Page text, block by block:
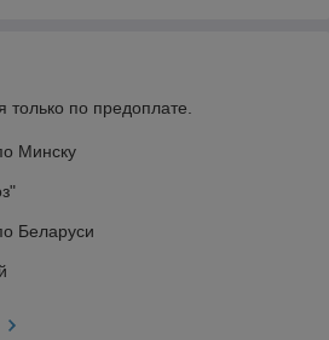
только по предоплате.
Минску
Беларуси